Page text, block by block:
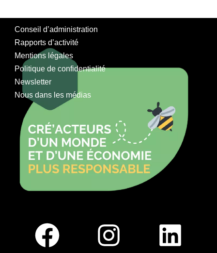
Conseil d’administration
Rapports d’activité
Mentions légales
Politique de confidentialité
Newsletter
Nous dans les médias